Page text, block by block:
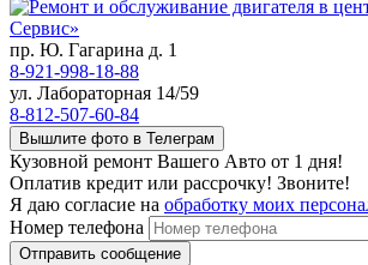
пр. Ю. Гагарина д. 1
8-921-998-18-88
ул. Лабораторная 14/59
8-812-507-60-84
Вышлите фото в Телеграм
Кузовной ремонт Вашего Авто от 1 дня!
Оплатив кредит или рассрочку! Звоните!
Я даю согласие на обработку моих
Номер телефона